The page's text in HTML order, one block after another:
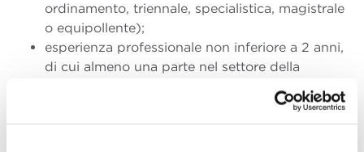
ordinamento, triennale, specialistica, magistrale
o equipollente);
esperienza professionale non inferiore a 2 anni,
di cui almeno una parte nel settore della
la conoscenza della lingua inglese;